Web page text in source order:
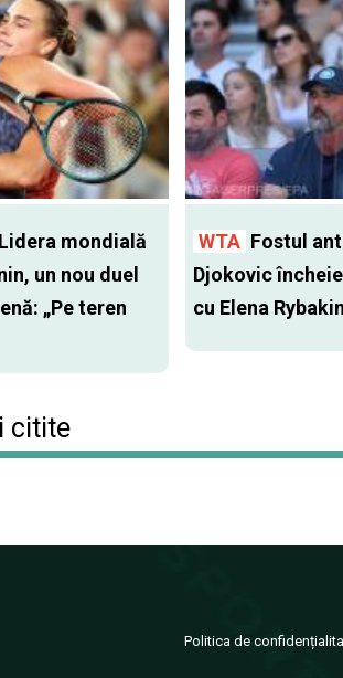
Lidera mondială
un nou duel
„Pe teren
WTA Fostul
Djokovic
cu Elena
citite
Politica de